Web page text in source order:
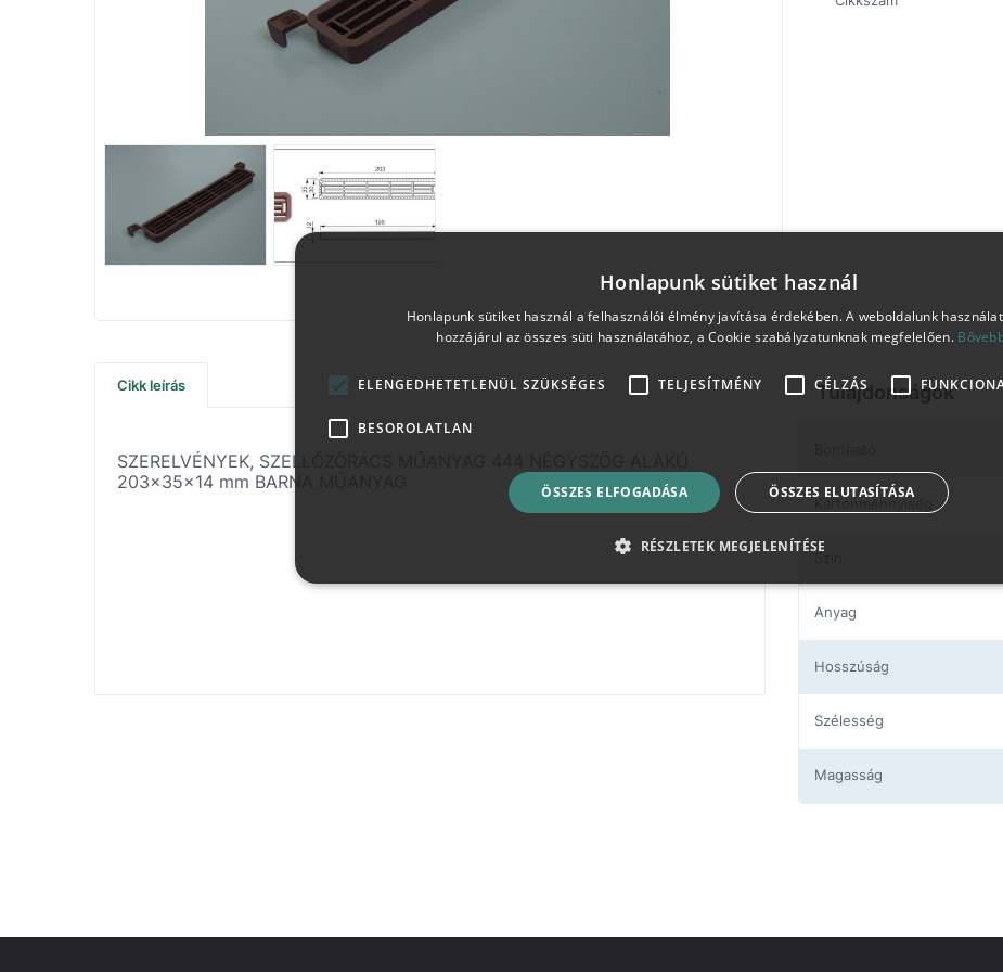
Cikk leírás
SZERELVÉNYEK, SZELLŐZŐRÁCS MŰANYAG 444 NÉGYSZÖG ALAKÚ
203x35x14 mm BARNA MŰANYAG
Tulajdonságok
Anyag
Hosszúság
Szélesség
Magasság
Honlapunk sütiket használ
Honlapunk sütiket használ a felhasználói élmény javítása érdekében. A weboldalunk
hozzájárul az összes süti használatához, a Cookie szabályzatunknak megfelelően.
ELENGEDHETETLENÜL SZÜKSÉGES TELJESÍTMÉNY CÉLZÁS
BESOROLATLAN
ÖSSZES ELFOGADÁSA ÖSSZES ELUTASÍTÁSA
RÉSZLETEK MEGJELENÍTÉSE